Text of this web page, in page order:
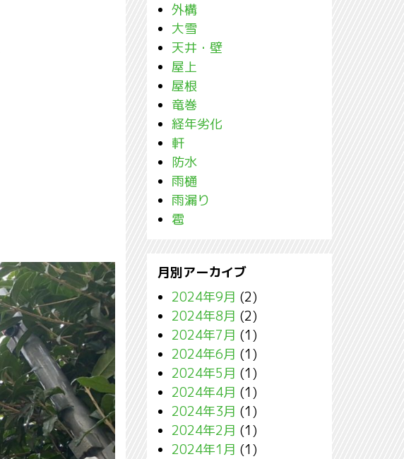
外構
大雪
天井・壁
屋上
屋根
竜巻
経年劣化
軒
防水
雨樋
雨漏り
雹
月別アーカイブ
2024年9月 (2)
2024年8月 (2)
2024年7月 (1)
2024年6月 (1)
2024年5月 (1)
2024年4月 (1)
2024年3月 (1)
2024年2月 (1)
2024年1月 (1)